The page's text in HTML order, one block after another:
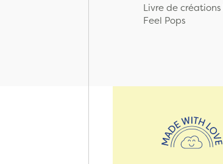
Livre de créations
Feel Pops